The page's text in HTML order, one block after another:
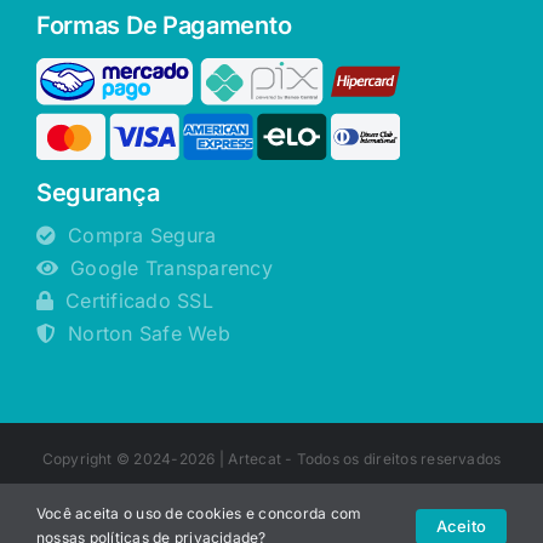
Formas De Pagamento
Segurança
Compra Segura
Google Transparency
Certificado SSL
Norton Safe Web
Copyright © 2024-2026 |Artecat - Todos os direitos reservados
Você aceita o uso de cookies e concorda com
nossas políticas de privacidade?
Aceito